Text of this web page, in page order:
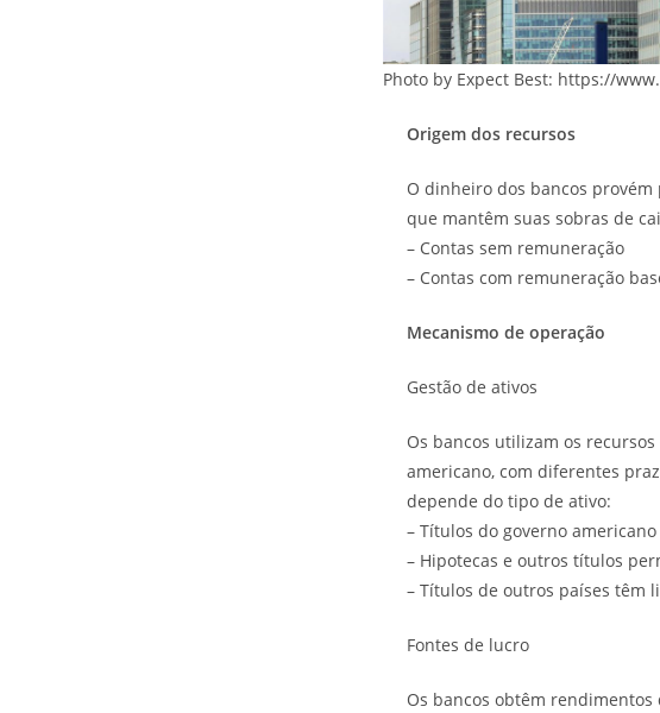
Photo by Expect Best: https://
Origem dos recursos
O dinheiro dos bancos
que mantêm suas sobras de
– Contas sem remuneração
– Contas com remuneração
Mecanismo de operação
Gestão de ativos
Os bancos utilizam os
americano, com diferentes
depende do tipo de ativo:
– Títulos do governo
– Hipotecas e outros títulos
– Títulos de outros países têm
Fontes de lucro
Os bancos obtêm